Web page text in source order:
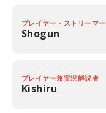
プレイヤー・ストリーマー
Shogun
プレイヤー兼実況解説者
Kishiru